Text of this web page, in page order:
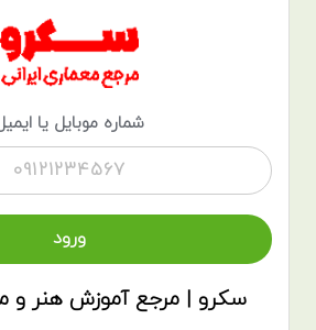
شماره موبایل یا
سکرو | مرجع آموزش هنر و